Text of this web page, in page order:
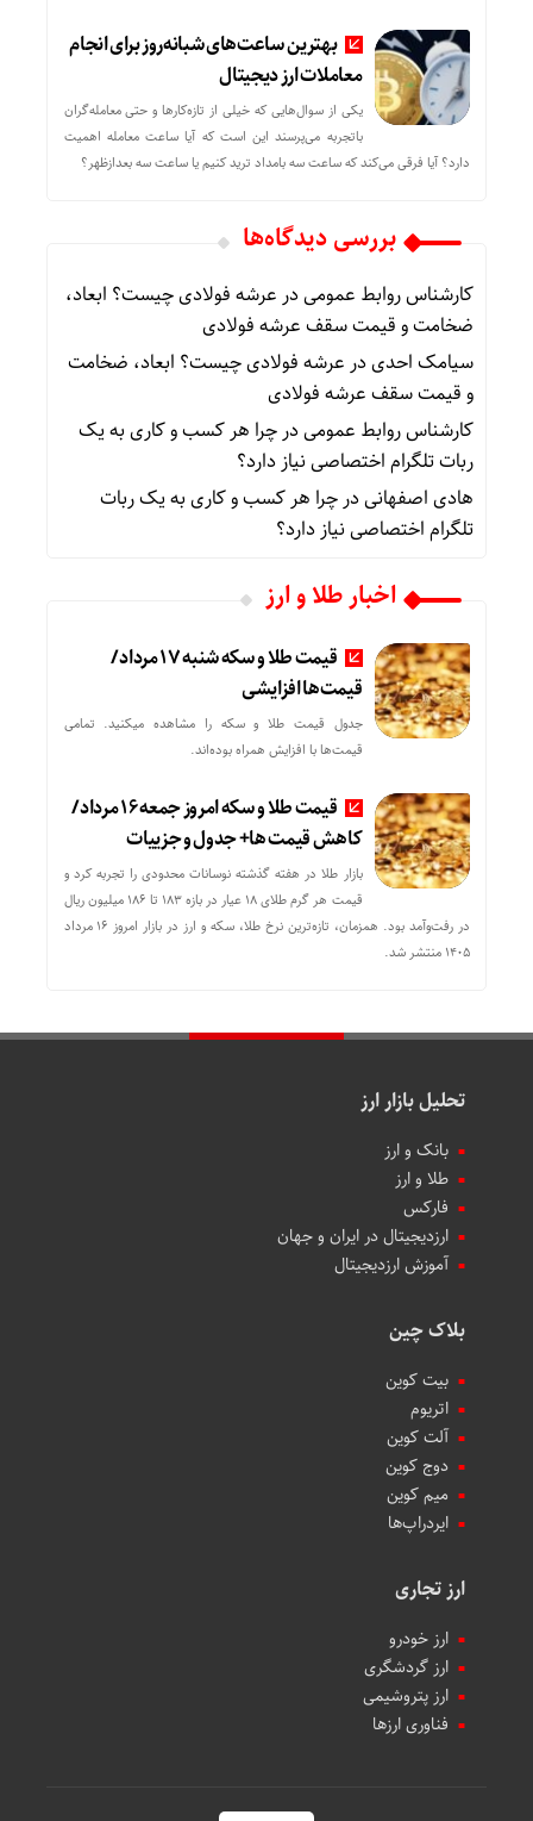
بهترین ساعت‌های شبانه‌روز برای انجام
معاملات ارز دیجیتال
یکی از سوال‌هایی که خیلی از تازه‌کارها و حتی معامله‌گران
باتجربه می‌پرسند این است که آیا ساعت معامله اهمیت
دارد؟ آیا فرقی می‌کند که ساعت سه بامداد ترید کنیم یا ساعت سه بعدازظهر؟
بررسی دیدگاه‌ها
کارشناس روابط عمومیدر عرشه فولادی چیست؟ ابعاد،
ضخامت و قیمت سقف عرشه فولادی
سیامک احدیدر عرشه فولادی چیست؟ ابعاد، ضخامت
و قیمت سقف عرشه فولادی
کارشناس روابط عمومیدرچرا هر کسب‌ و کاری به یک
ربات تلگرام اختصاصی نیاز دارد؟
هادی اصفهانیدرچرا هر کسب‌ و کاری به یک ربات
تلگرام اختصاصی نیاز دارد؟
اخبار طلا و ارز
قیمت طلا و سکه شنبه 17 مرداد/
قیمت‌ها افزایشی
جدول قیمت طلا و سکه را مشاهده میکنید. تمامی
قیمت‌ها با افزایش همراه بوده‌اند.
قیمت طلا و سکه امروز جمعه ۱۶ مرداد/
کاهش قیمت ها+ جدول و جزییات
بازار طلا در هفته گذشته نوسانات محدودی را تجربه کرد و
قیمت هر گرم طلای ۱۸ عیار در بازه ۱۸۳ تا ۱۸۶ میلیون ریال
در رفت‌وآمد بود. همزمان، تازه‌ترین نرخ طلا، سکه و ارز در بازار امروز ۱۶ مرداد
۱۴۰۵ منتشر شد.
تحلیل بازار ارز
بانک و ارز
طلا و ارز
فارکس
ارزدیجیتال در ایران و جهان
آموزش ارزدیجیتال
بلاک چین
بیت کوین
اتریوم
آلت کوین
دوج کوین
میم کوین‌
ایردراپ‌ها
ارز تجاری
ارز خودرو
ارز گردشگری
ارز پتروشیمی
فناوری ارزها